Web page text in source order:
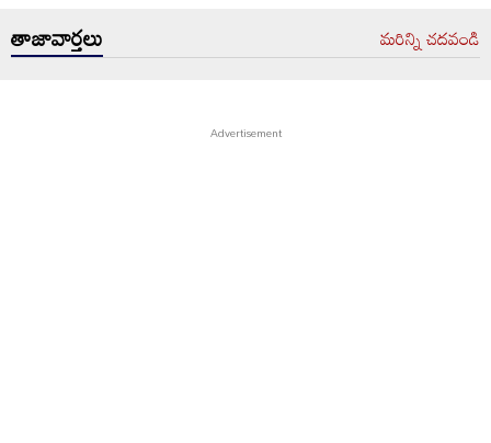
తాజావార్తలు మరిన్ని చదవండి